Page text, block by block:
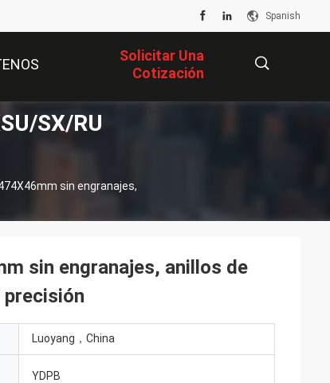
Spanish
Solicitar Una
Cotización
SX/RU
sin engranajes,
sin engranajes, anillos de
Luoyang，China
YDPB